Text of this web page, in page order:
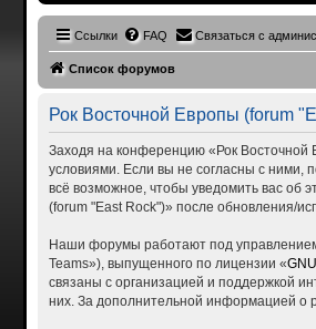
Ссылки FAQ Связаться с
Список форумов
Рок Восточной Европы (forum
Заходя на конференцию «Рок Восточной
условиями. Если вы не согласны с ними,
всё возможное, чтобы уведомить вас об
(forum "East Rock")» после обновления/
Наши форумы работают под
Teams»), выпущенного по лицензии «
связаны с организацией и поддержкой
них. За дополнительной информацией о